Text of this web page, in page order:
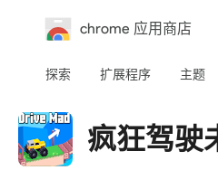
chrome 应用商店
探索 扩展程序 主题
疯狂驾驶